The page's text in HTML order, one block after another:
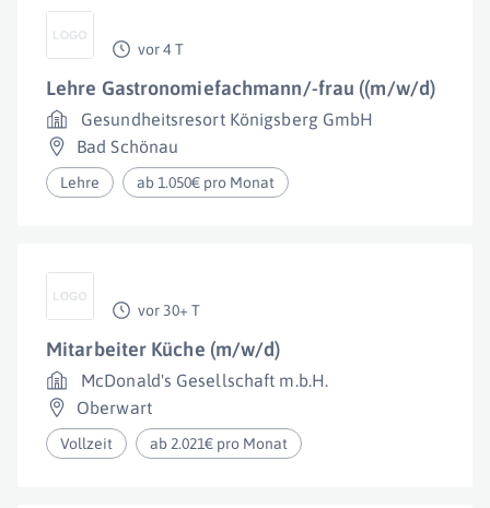
vor 4 T
Lehre Gastronomiefachmann/-frau ((m/w/d)
Gesundheitsresort Königsberg GmbH
Bad Schönau
Lehre ab 1.050€ pro Monat
vor 30+ T
Mitarbeiter Küche (m/w/d)
McDonald's Gesellschaft m.b.H.
Oberwart
Vollzeit ab 2.021€ pro Monat